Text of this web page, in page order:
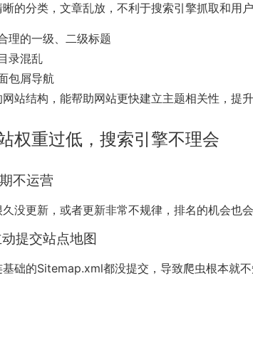
的分类，文章乱放，不利于搜索引擎抓取和用
理的一级、二级标题
录混乱
包屑导航
站结构，能帮助网站更快建立主题相关性，提升
权重过低，搜索引擎不理会
不运营
没更新，或者更新非常不规律，排名的机会也会
提交站点地图
础的Sitemap.xml都没提交，导致爬虫根本就